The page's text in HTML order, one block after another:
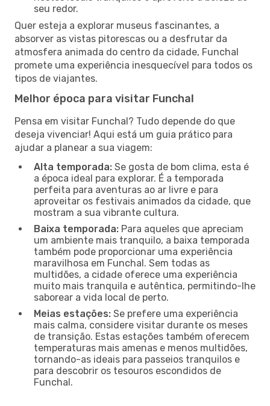
seu redor.
Quer esteja a explorar museus fascinantes, a
absorver as vistas pitorescas ou a desfrutar da
atmosfera animada do centro da cidade, Funchal
promete uma experiência inesquecível para todos os
tipos de viajantes.
Melhor época para visitar Funchal
Pensa em visitar Funchal? Tudo depende do que
deseja vivenciar! Aqui está um guia prático para
ajudar a planear a sua viagem:
Alta temporada: Se gosta de bom clima, esta é
a época ideal para explorar. É a temporada
perfeita para aventuras ao ar livre e para
aproveitar os festivais animados da cidade, que
mostram a sua vibrante cultura.
Baixa temporada: Para aqueles que apreciam
um ambiente mais tranquilo, a baixa temporada
também pode proporcionar uma experiência
maravilhosa em Funchal. Sem todas as
multidões, a cidade oferece uma experiência
muito mais tranquila e autêntica, permitindo-lhe
saborear a vida local de perto.
Meias estações: Se prefere uma experiência
mais calma, considere visitar durante os meses
de transição. Estas estações também oferecem
temperaturas mais amenas e menos multidões,
tornando-as ideais para passeios tranquilos e
para descobrir os tesouros escondidos de
Funchal.